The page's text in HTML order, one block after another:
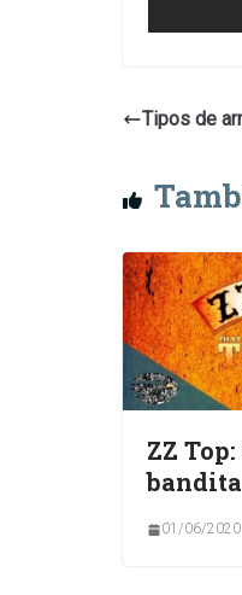
Tipos de
ZZ
01/06/2020